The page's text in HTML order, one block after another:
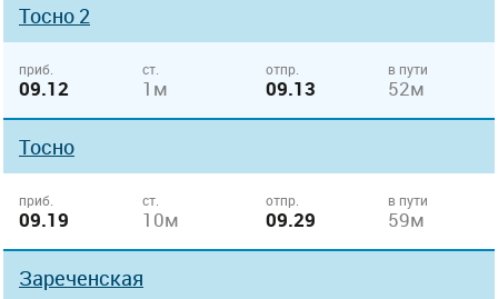
Тосно 2
приб.
09.12
ст.
1м
отпр.
09.13
в пути
52м
Тосно
приб.
09.19
ст.
10м
отпр.
09.29
в пути
59м
Зареченская